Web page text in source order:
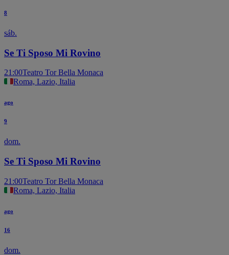
8
sáb.
Se Ti Sposo Mi Rovino
21:00Teatro Tor Bella Monaca
Roma, Lazio, Italia
ago
9
dom.
Se Ti Sposo Mi Rovino
21:00Teatro Tor Bella Monaca
Roma, Lazio, Italia
ago
16
dom.